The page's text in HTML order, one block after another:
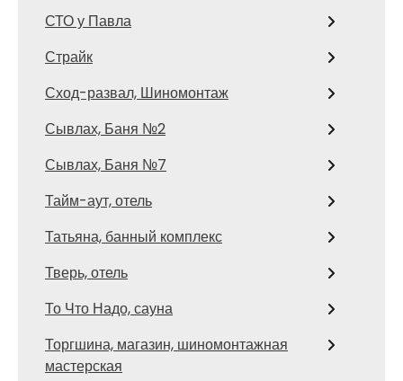
СТО у Павла
Страйк
Сход-развал, Шиномонтаж
Сывлах, Баня №2
Сывлах, Баня №7
Тайм-аут, отель
Татьяна, банный комплекс
Тверь, отель
То Что Надо, сауна
Торгшина, магазин, шиномонтажная
мастерская